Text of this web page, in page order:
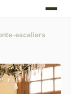
escaliers